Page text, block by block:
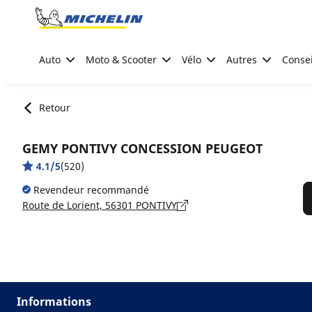
Go to page content
Auto Moto & Scooter Vélo Autres
Retour
GEMY PONTIVY CONCESSION PEUGEOT
4.1/5(520)
Revendeur recommandé
Route de Lorient, 56301 PONTIVY
Informations